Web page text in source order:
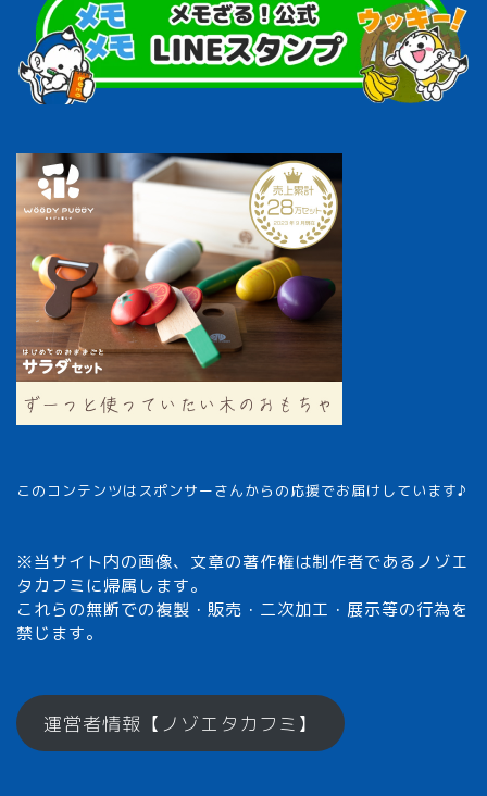
このコンテンツはスポンサーさんからの応援でお届けしています♪
※当サイト内の画像、文章の著作権は制作者であるノゾエ
タカフミに帰属します。
これらの無断での複製・販売・二次加工・展示等の行為を
禁じます。
運営者情報【ノゾエタカフミ】
メモざるとは？